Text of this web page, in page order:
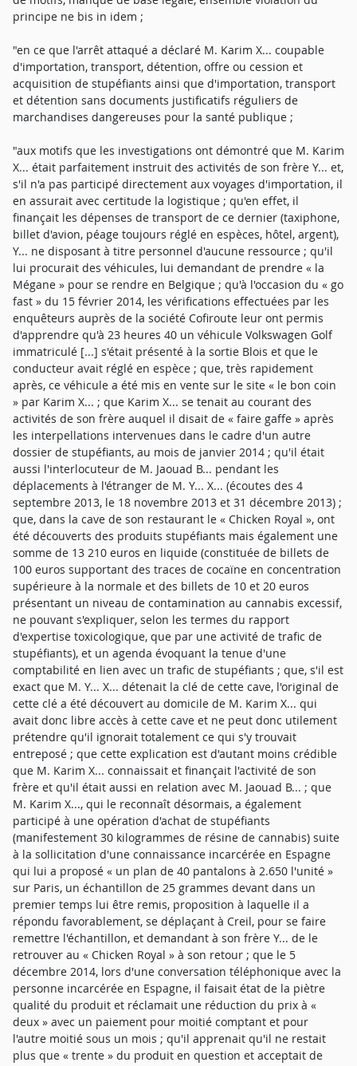
principe ne bis in idem ;
"en ce que l'arrêt attaqué a déclaré M. Karim X... coupable
d'importation, transport, détention, offre ou cession et
acquisition de stupéfiants ainsi que d'importation, transport
et détention sans documents justificatifs réguliers de
marchandises dangereuses pour la santé publique ;
"aux motifs que les investigations ont démontré que M. Karim
X... était parfaitement instruit des activités de son frère Y... et,
s'il n'a pas participé directement aux voyages d'importation, il
en assurait avec certitude la logistique ; qu'en effet, il
finançait les dépenses de transport de ce dernier (taxiphone,
billet d'avion, péage toujours réglé en espèces, hôtel, argent),
Y... ne disposant à titre personnel d'aucune ressource ; qu'il
lui procurait des véhicules, lui demandant de prendre « la
Mégane » pour se rendre en Belgique ; qu'à l'occasion du « go
fast » du 15 février 2014, les vérifications effectuées par les
enquêteurs auprès de la société Cofiroute leur ont permis
d'apprendre qu'à 23 heures 40 un véhicule Volkswagen Golf
immatriculé [...] s'était présenté à la sortie Blois et que le
conducteur avait réglé en espèce ; que, très rapidement
après, ce véhicule a été mis en vente sur le site « le bon coin
» par Karim X... ; que Karim X... se tenait au courant des
activités de son frère auquel il disait de « faire gaffe » après
les interpellations intervenues dans le cadre d'un autre
dossier de stupéfiants, au mois de janvier 2014 ; qu'il était
aussi l'interlocuteur de M. Jaouad B... pendant les
déplacements à l'étranger de M. Y... X... (écoutes des 4
septembre 2013, le 18 novembre 2013 et 31 décembre 2013) ;
que, dans la cave de son restaurant le « Chicken Royal », ont
été découverts des produits stupéfiants mais également une
somme de 13 210 euros en liquide (constituée de billets de
100 euros supportant des traces de cocaïne en concentration
supérieure à la normale et des billets de 10 et 20 euros
présentant un niveau de contamination au cannabis excessif,
ne pouvant s'expliquer, selon les termes du rapport
d'expertise toxicologique, que par une activité de trafic de
stupéfiants), et un agenda évoquant la tenue d'une
comptabilité en lien avec un trafic de stupéfiants ; que, s'il est
exact que M. Y... X... détenait la clé de cette cave, l'original de
cette clé a été découvert au domicile de M. Karim X... qui
avait donc libre accès à cette cave et ne peut donc utilement
prétendre qu'il ignorait totalement ce qui s'y trouvait
entreposé ; que cette explication est d'autant moins crédible
que M. Karim X... connaissait et finançait l'activité de son
frère et qu'il était aussi en relation avec M. Jaouad B... ; que
M. Karim X..., qui le reconnaît désormais, a également
participé à une opération d'achat de stupéfiants
(manifestement 30 kilogrammes de résine de cannabis) suite
à la sollicitation d'une connaissance incarcérée en Espagne
qui lui a proposé « un plan de 40 pantalons à 2.650 l'unité »
sur Paris, un échantillon de 25 grammes devant dans un
premier temps lui être remis, proposition à laquelle il a
répondu favorablement, se déplaçant à Creil, pour se faire
remettre l'échantillon, et demandant à son frère Y... de le
retrouver au « Chicken Royal » à son retour ; que le 5
décembre 2014, lors d'une conversation téléphonique avec la
personne incarcérée en Espagne, il faisait état de la piètre
qualité du produit et réclamait une réduction du prix à «
deux » avec un paiement pour moitié comptant et pour
l'autre moitié sous un mois ; qu'il apprenait qu'il ne restait
plus que « trente » du produit en question et acceptait de